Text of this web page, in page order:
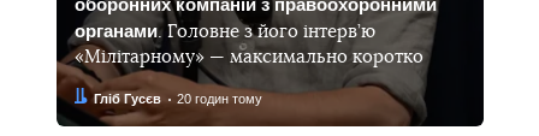
органами. Головне з його інтерв’ю
«Мілітарному» — максимально коротко
Автор:
Гліб Гусєв
Дата: 20 годин тому